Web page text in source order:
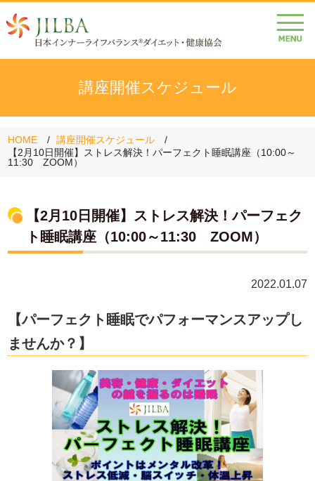
講座開催スケジュール
HOME
講座開催スケジュール
【2月10日開催】ストレス解決！パーフェクト睡眠講座（10:00～
11:30 ZOOM）
【2月10日開催】ストレス解決！パーフェク
ト睡眠講座（10:00～11:30 ZOOM）
2022.01.07
【パーフェクト睡眠でパフォーマンスアップし
ませんか？】